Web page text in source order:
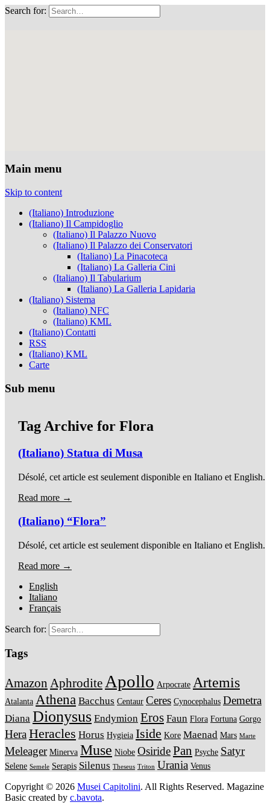
Search for:
Main menu
Skip to content
(Italiano) Introduzione
(Italiano) Il Campidoglio
(Italiano) Il Palazzo Nuovo
(Italiano) Il Palazzo dei Conservatori
(Italiano) La Pinacoteca
(Italiano) La Galleria Cini
(Italiano) Il Tabularium
(Italiano) La Galleria Lapidaria
(Italiano) Sistema
(Italiano) NFC
(Italiano) KML
(Italiano) Contatti
RSS
(Italiano) KML
Carte
Sub menu
Tag Archive for Flora
(Italiano) Statua di Musa
Désolé, cet article est seulement disponible en Italiano et English.
Read more →
(Italiano) “Flora”
Désolé, cet article est seulement disponible en Italiano et English.
Read more →
English
Italiano
Français
Search for:
Tags
Amazon Aphrodite Apollo Arpocrate Artemis
Atalanta Athena Bacchus Centaur Ceres Cynocephalus Demetra
Diana Dionysus Endymion Eros Faun Flora Fortuna Gorgo
Hera Heracles Horus Hygieia Iside Kore Maenad Mars Marte
Meleager Minerva Muse Niobe OsiridePan Psyche Satyr
Selene Semele Serapis Silenus Theseus Triton Urania Venus
Copyright © 2026 Musei Capitolini. All Rights Reserved. Magazine
Basic created by c.bavota.